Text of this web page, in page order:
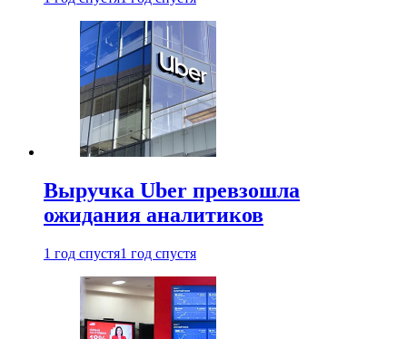
Выручка Uber превзошла
ожидания аналитиков
1 год спустя1 год спустя